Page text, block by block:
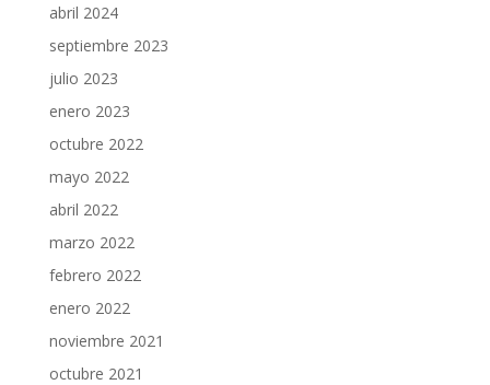
abril 2024
septiembre 2023
julio 2023
enero 2023
octubre 2022
mayo 2022
abril 2022
marzo 2022
febrero 2022
enero 2022
noviembre 2021
octubre 2021